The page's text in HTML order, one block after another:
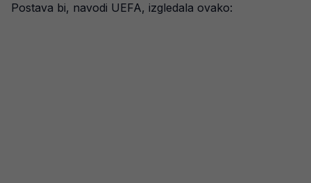
Postava bi, navodi UEFA, izgledala ovako: